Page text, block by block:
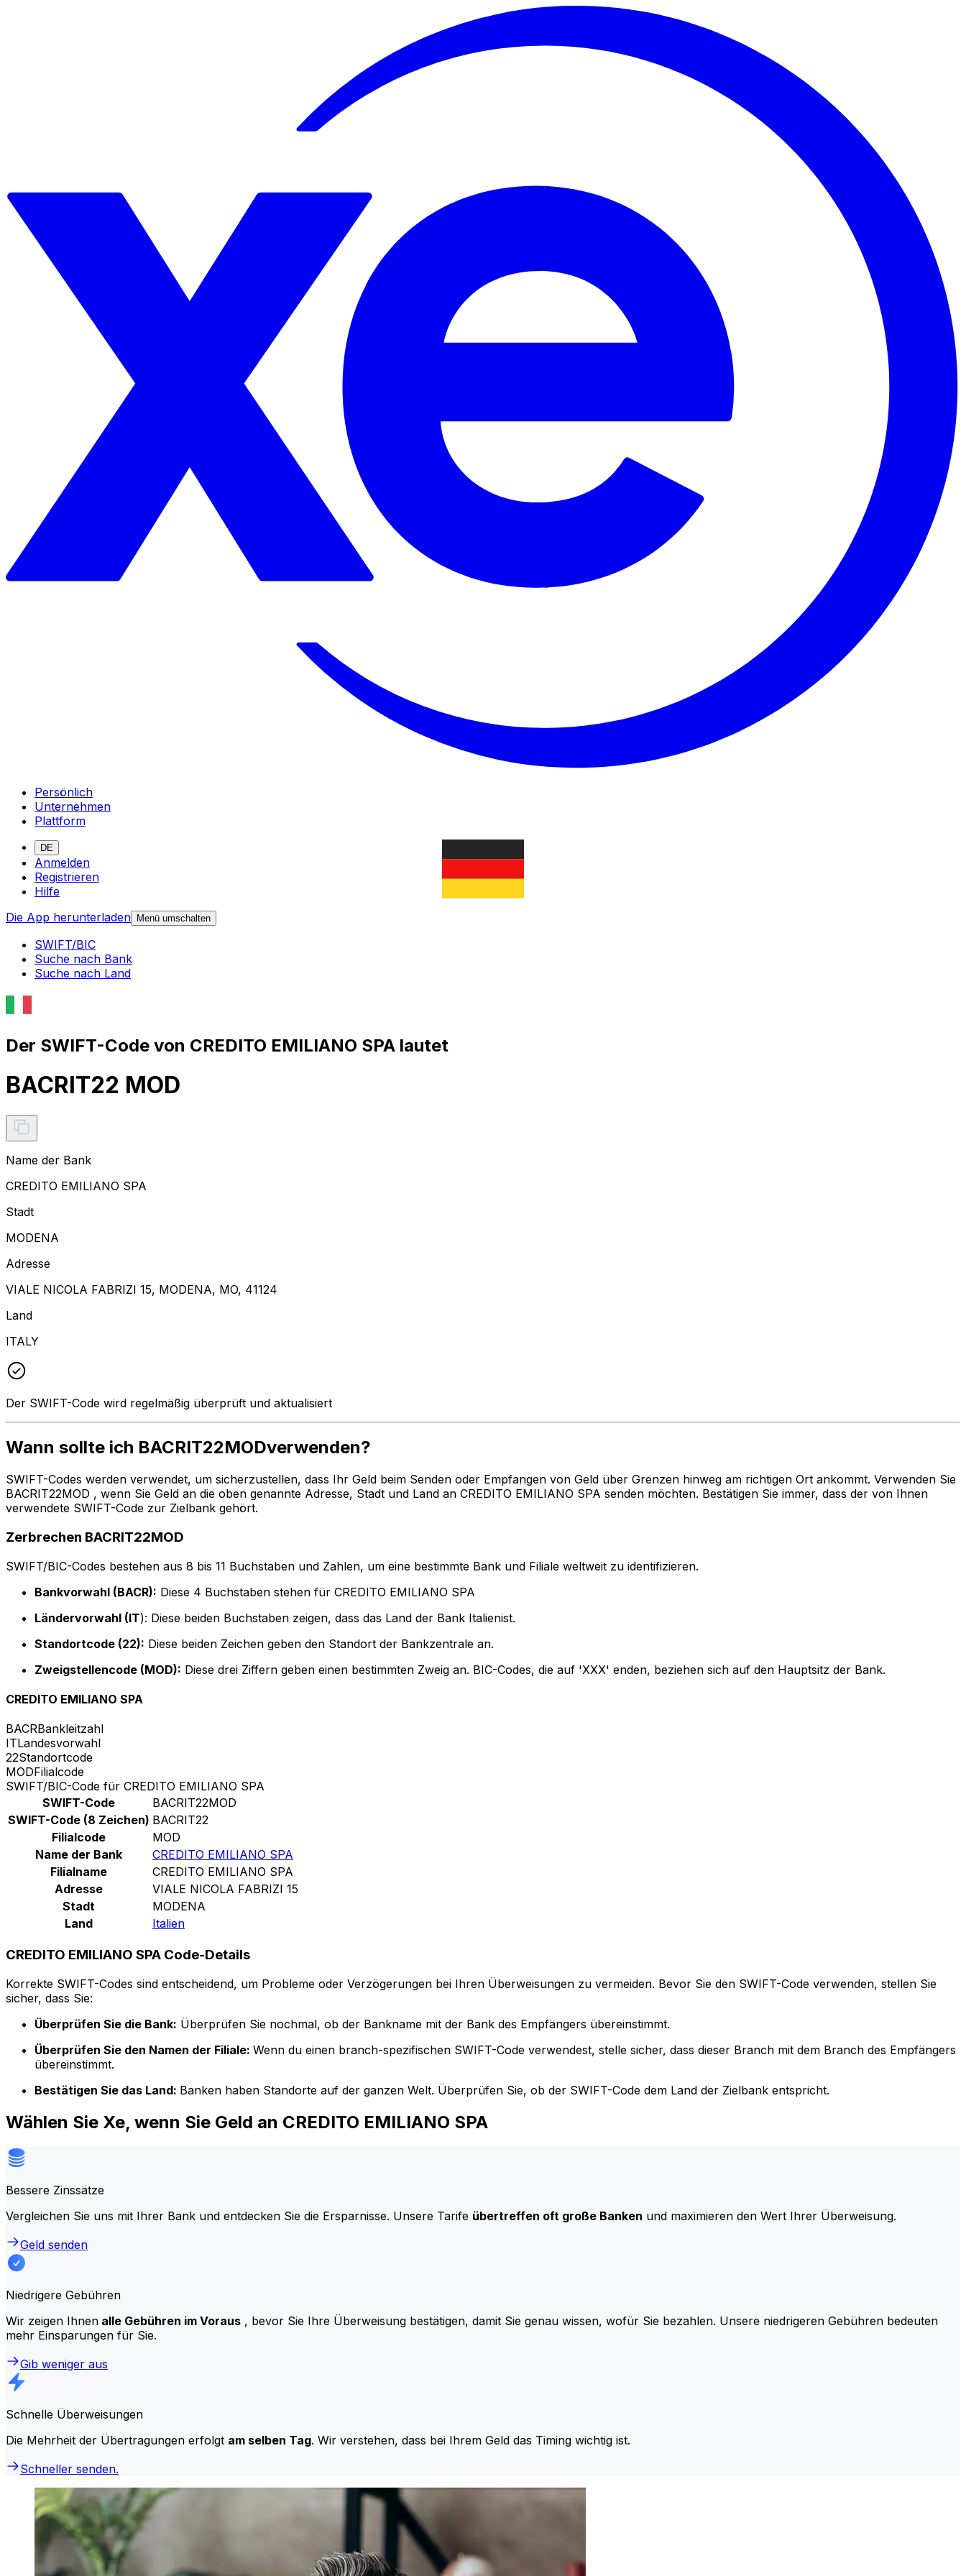
Persönlich
Unternehmen
Plattform
DE
Anmelden
Registrieren
Hilfe
Die App herunterladen Menü umschalten
SWIFT/BIC
Suche nach Bank
Suche nach Land
Der SWIFT-Code von CREDITO EMILIANO SPA lautet
BACRIT22 MOD
Name der Bank
CREDITO EMILIANO SPA
Stadt
MODENA
Adresse
VIALE NICOLA FABRIZI 15, MODENA, MO, 41124
Land
ITALY
Der SWIFT-Code wird regelmäßig überprüft und aktualisiert
Wann sollte ich BACRIT22MODverwenden?
SWIFT-Codes werden verwendet, um sicherzustellen, dass Ihr Geld beim Senden oder Empfangen von Geld über Grenzen hinweg am richtigen Ort ankommt. Verwenden Sie
BACRIT22MOD , wenn Sie Geld an die oben genannte Adresse, Stadt und Land an CREDITO EMILIANO SPA senden möchten. Bestätigen Sie immer, dass der von Ihnen
verwendete SWIFT-Code zur Zielbank gehört.
Zerbrechen BACRIT22MOD
SWIFT/BIC-Codes bestehen aus 8 bis 11 Buchstaben und Zahlen, um eine bestimmte Bank und Filiale weltweit zu identifizieren.
Bankvorwahl (BACR): Diese 4 Buchstaben stehen für CREDITO EMILIANO SPA
Ländervorwahl (IT): Diese beiden Buchstaben zeigen, dass das Land der Bank Italienist.
Standortcode (22): Diese beiden Zeichen geben den Standort der Bankzentrale an.
Zweigstellencode (MOD): Diese drei Ziffern geben einen bestimmten Zweig an. BIC-Codes, die auf 'XXX' enden, beziehen sich auf den Hauptsitz der Bank.
CREDITO EMILIANO SPA
BACRBankleitzahl
ITLandesvorwahl
22Standortcode
MODFilialcode
SWIFT/BIC-Code für CREDITO EMILIANO SPA
SWIFT-Code
BACRIT22MOD
SWIFT-Code (8 Zeichen) BACRIT22
Filialcode
MOD
Name der Bank
CREDITO EMILIANO SPA
Filialname
CREDITO EMILIANO SPA
Adresse
VIALE NICOLA FABRIZI 15
Stadt
MODENA
Land
Italien
CREDITO EMILIANO SPA Code-Details
Korrekte SWIFT-Codes sind entscheidend, um Probleme oder Verzögerungen bei Ihren Überweisungen zu vermeiden. Bevor Sie den SWIFT-Code verwenden, stellen Sie
sicher, dass Sie:
Überprüfen Sie die Bank: Überprüfen Sie nochmal, ob der Bankname mit der Bank des Empfängers übereinstimmt.
Überprüfen Sie den Namen der Filiale: Wenn du einen branch-spezifischen SWIFT-Code verwendest, stelle sicher, dass dieser Branch mit dem Branch des Empfängers
übereinstimmt.
Bestätigen Sie das Land: Banken haben Standorte auf der ganzen Welt. Überprüfen Sie, ob der SWIFT-Code dem Land der Zielbank entspricht.
Wählen Sie Xe, wenn Sie Geld an CREDITO EMILIANO SPA
Bessere Zinssätze
Vergleichen Sie uns mit Ihrer Bank und entdecken Sie die Ersparnisse. Unsere Tarife übertreffen oft große Banken und maximieren den Wert Ihrer Überweisung.
Geld senden
Niedrigere Gebühren
Wir zeigen Ihnen alle Gebühren im Voraus , bevor Sie Ihre Überweisung bestätigen, damit Sie genau wissen, wofür Sie bezahlen. Unsere niedrigeren Gebühren bedeuten
mehr Einsparungen für Sie.
Gib weniger aus
Schnelle Überweisungen
Die Mehrheit der Übertragungen erfolgt am selben Tag. Wir verstehen, dass bei Ihrem Geld das Timing wichtig ist.
Schneller senden.